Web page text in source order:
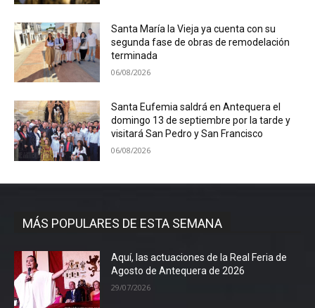
Santa María la Vieja ya cuenta con su
segunda fase de obras de remodelación
terminada
06/08/2026
Santa Eufemia saldrá en Antequera el
domingo 13 de septiembre por la tarde y
visitará San Pedro y San Francisco
06/08/2026
MÁS POPULARES DE ESTA SEMANA
Aquí, las actuaciones de la Real Feria de
Agosto de Antequera de 2026
29/07/2026